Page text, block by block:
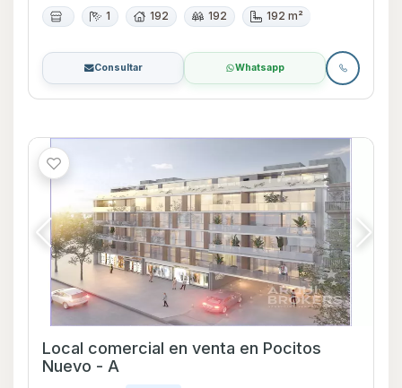
1 192 192 192 m²
Consultar Whatsapp
Local comercial en venta en Pocitos
Nuevo - A